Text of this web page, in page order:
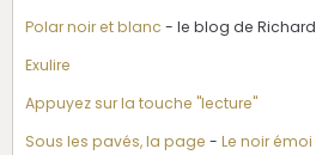
Polar noir et blanc - le blog de Richard
Exulire
Appuyez sur la touche "lecture"
Sous les pavés, la page - Le noir émoi